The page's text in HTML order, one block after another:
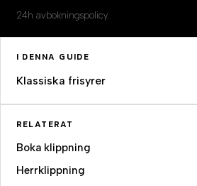
24h avbokningspolicy.
I DENNA GUIDE
Klassiska frisyrer
RELATERAT
Boka klippning
Herrklippning